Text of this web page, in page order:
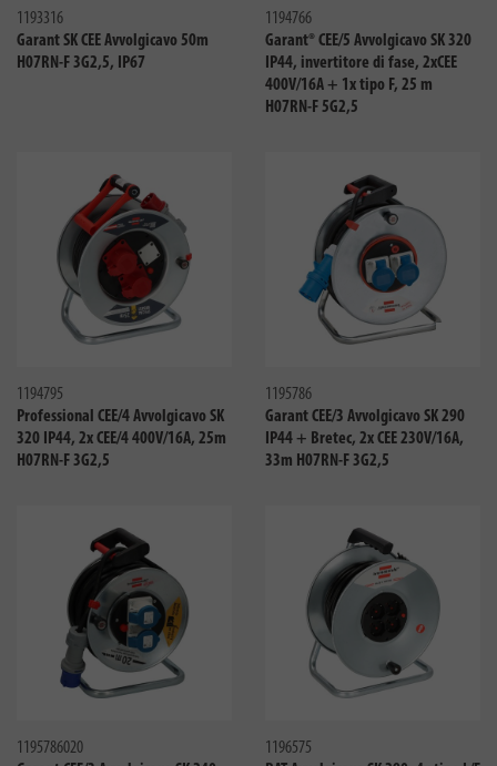
1193316
Garant SK CEE Avvolgicavo 50m
H07RN-F 3G2,5, IP67
1194766
Garant® CEE/5 Avvolgicavo SK 320
IP44, invertitore di fase, 2xCEE
400V/16A + 1x tipo F, 25 m
H07RN-F 5G2,5
1194795
Professional CEE/4 Avvolgicavo SK
320 IP44, 2x CEE/4 400V/16A, 25m
H07RN-F 3G2,5
1195786
Garant CEE/3 Avvolgicavo SK 290
IP44 + Bretec, 2x CEE 230V/16A,
33m H07RN-F 3G2,5
1195786020
1196575